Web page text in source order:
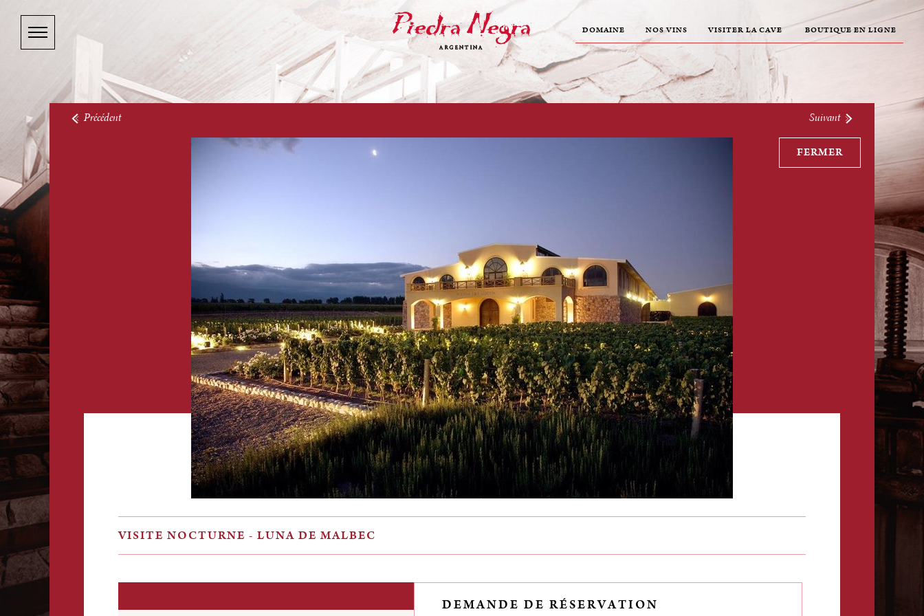
DOMAINE NOS VINS VISITER LA CAVE BOUTIQUE EN LIGNE
Précédent Suivant
FERMER
VISITE NOCTURNE - LUNA DE MALBEC
DEMANDE DE RÉSERVATION